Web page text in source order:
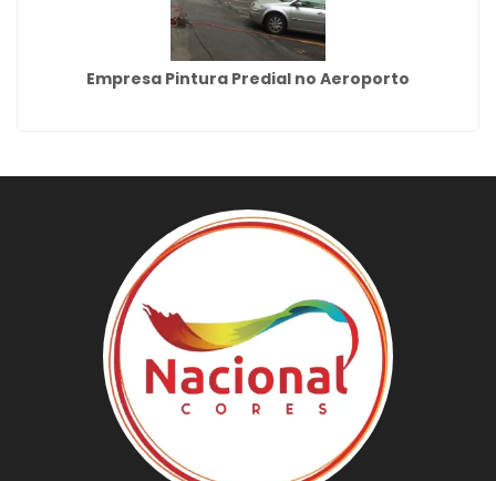
Empresa Pintura Predial no Aeroporto